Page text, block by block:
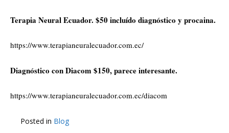
Terapia Neural Ecuador. $50 incluído diagnóstico y procaina.
https://www.terapianeuralecuador.com.ec/
Diagnóstico con Diacom $150, parece interesante.
https://www.terapianeuralecuador.com.ec/diacom
Posted in Blog